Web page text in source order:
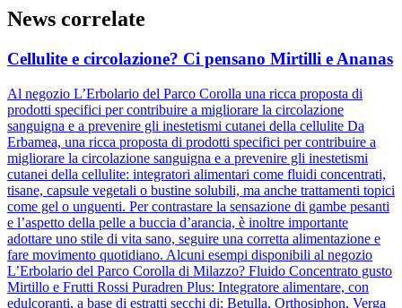
News correlate
Cellulite e circolazione? Ci pensano Mirtilli e Ananas
Al negozio L’Erbolario del Parco Corolla una ricca proposta di
prodotti specifici per contribuire a migliorare la circolazione
sanguigna e a prevenire gli inestetismi cutanei della cellulite Da
Erbamea, una ricca proposta di prodotti specifici per contribuire a
migliorare la circolazione sanguigna e a prevenire gli inestetismi
cutanei della cellulite: integratori alimentari come fluidi concentrati,
tisane, capsule vegetali o bustine solubili, ma anche trattamenti topici
come gel o unguenti. Per contrastare la sensazione di gambe pesanti
e l’aspetto della pelle a buccia d’arancia, è inoltre importante
adottare uno stile di vita sano, seguire una corretta alimentazione e
fare movimento quotidiano. Alcuni esempi disponibili al negozio
L’Erbolario del Parco Corolla di Milazzo? Fluido Concentrato gusto
Mirtillo e Frutti Rossi Puradren Plus: Integratore alimentare, con
edulcoranti, a base di estratti secchi di: Betulla, Orthosiphon, Verga